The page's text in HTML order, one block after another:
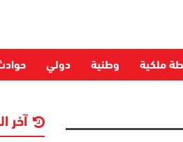
ملكية وطنية دولي
آخر